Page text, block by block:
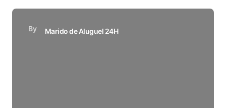
By Marido de Aluguel 24H